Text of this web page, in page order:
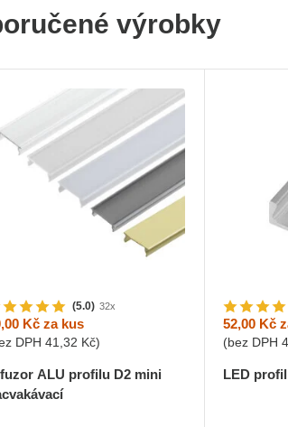
výrobky
(5.0) 32x
Kčza kus
DPH 41,32 Kč)
ALU profilu D2 mini
52,00 Kč
(bez DPH
LED